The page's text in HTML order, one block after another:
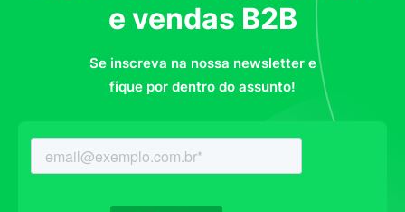
e vendas B2B
Se inscreva na nossa newsletter e
fique por dentro do assunto!